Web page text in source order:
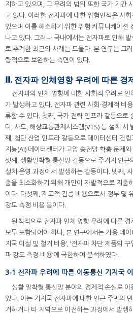
지하고 있으며, 그 우려의 범위 또한 국가 기간
고 있다. 이러한 전자파에 대한 위험인식은 사
있으며 이를 해소하기 위한 위험 커뮤니케이션
나고 있다. 그러나 국내에서는 전자파로 인해
로 추계한 최근의 사례는 드물다. 본 연구는 그
량적으로 보완하는 측면이 있다.
Ⅲ. 전자파 인체영향 우려에 따른 경
전자파의 인체 영향에 대한 사회적 우려로
가 발생하고 있다. 전자파 관련 사회·경제적 비
류할 수 있다. 첫째, 국가 전략 인프라 갈등으로
더, 사드, 해상교통관제시스템(VTS) 등 설치 시
째, 첨단 산업 인프라 갈등으로 데이터센터 건
지능(AI) 데이터센터가 고압 송전망 확충 문제
셋째, 생활밀착형 통신망 갈등으로 주거지 인
설치·운영 과정에서 발생하는 갈등이다. 넷째,
출을 최소화하기 위해 개인이 자발적으로 지출
이다. 다섯째, 제도적 검증 비용으로서 정부 및
강도 측정 비용 등이다.
원칙적으로 전자파 인체 영향 우려에 따른 경
모두 포함되어야 하나, 본 연구에서는 가용 데이
지국 이설 및 철거 비용’, ‘전자파 차단 제품의
파 강도 측정 비용’에 국한하여 분석하였다.
3-1 전자파 우려에 따른 이동통신 기지국
생활 밀착형 통신망 분야의 경제적 손실로
있다. 이는 기지국 전자파에 대한 인근 주민의
거하거나 타 지역으로 이전하는 과정에서 발생